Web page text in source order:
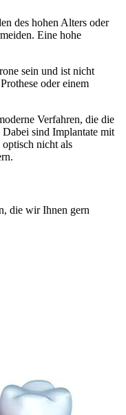
des hohen Alters oder
Eine hohe
sein und ist nicht
oder einem
Verfahren, die die
sind Implantate mit
nicht als
die wir Ihnen gern